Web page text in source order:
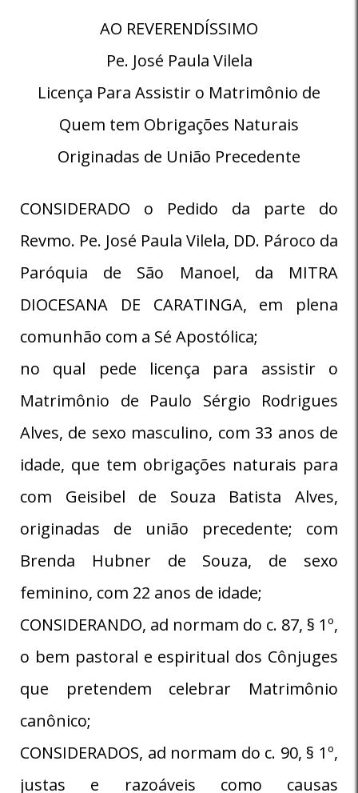
AO REVERENDÍSSIMO
Pe. José Paula Vilela
Licença Para Assistir o Matrimônio de
Quem tem Obrigações Naturais
Originadas de União Precedente
CONSIDERADO o Pedido da parte do
Revmo. Pe. José Paula Vilela, DD. Pároco da
Paróquia de São Manoel, da MITRA
DIOCESANA DE CARATINGA, em plena
comunhão com a Sé Apostólica;
no qual pede licença para assistir o
Matrimônio de Paulo Sérgio Rodrigues
Alves, de sexo masculino, com 33 anos de
idade, que tem obrigações naturais para
com Geisibel de Souza Batista Alves,
originadas de união precedente; com
Brenda Hubner de Souza, de sexo
feminino, com 22 anos de idade;
CONSIDERANDO, ad normam do c. 87, § 1º,
o bem pastoral e espiritual dos Cônjuges
que pretendem celebrar Matrimônio
canônico;
CONSIDERADOS, ad normam do c. 90, § 1º,
justas e razoáveis como causas